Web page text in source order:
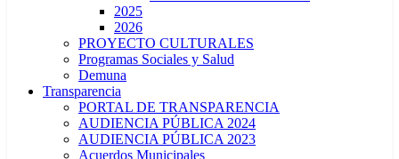
2025
2026
PROYECTO CULTURALES
Programas Sociales y Salud
Demuna
Transparencia
PORTAL DE TRANSPARENCIA
AUDIENCIA PÚBLICA 2024
AUDIENCIA PÚBLICA 2023
Acuerdos Municipales